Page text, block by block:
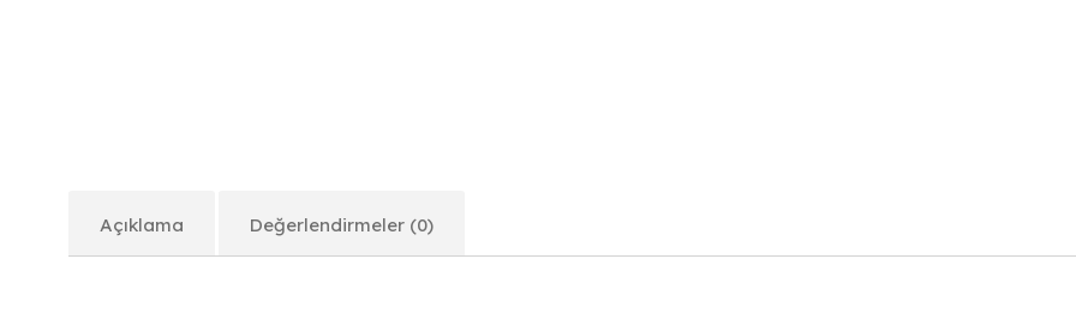
Açıklama Değerlendirmeler (0)